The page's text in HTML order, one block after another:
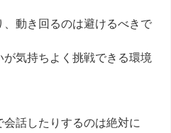
動き回るのは避けるべきで
気持ちよく挑戦できる環境
話したりするのは絶対に